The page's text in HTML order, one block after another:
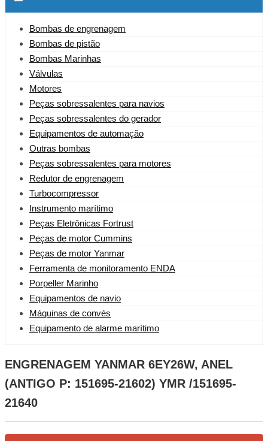
Bombas de engrenagem
Bombas de pistão
Bombas Marinhas
Válvulas
Motores
Peças sobressalentes para navios
Peças sobressalentes do gerador
Equipamentos de automação
Outras bombas
Peças sobressalentes para motores
Redutor de engrenagem
Turbocompressor
Instrumento marítimo
Peças Eletrônicas Fortrust
Peças de motor Cummins
Peças de motor Yanmar
Ferramenta de monitoramento ENDA
Porpeller Marinho
Equipamentos de navio
Máquinas de convés
Equipamento de alarme marítimo
ENGRENAGEM YANMAR 6EY26W, ANEL
(ANTIGO P: 151695-21602) YMR /151695-
21640